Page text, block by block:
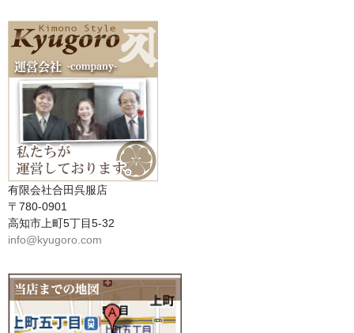
有限会社合田呉服店
〒780-0901
高知市上町5丁目5-32
info@kyugoro.com